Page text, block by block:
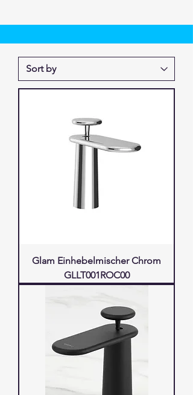
Glam Einhebelmischer Chrom
GLLT001ROC00